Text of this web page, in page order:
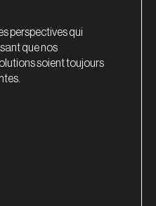
perspectives qui
que nos
soient toujours